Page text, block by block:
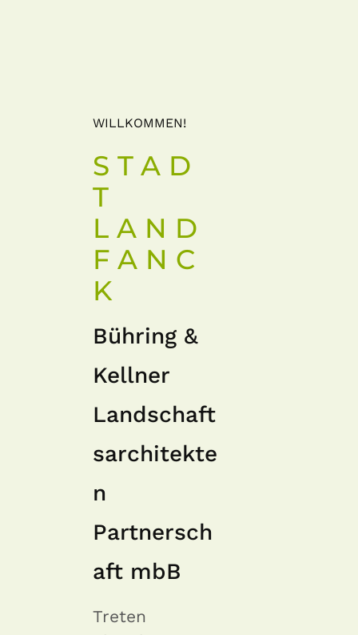
WILLKOMMEN!
STAD
T
LAND
FANC
K
Bühring &
Kellner
Landschaft
sarchitekte
n
Partnersch
aft mbB
Treten